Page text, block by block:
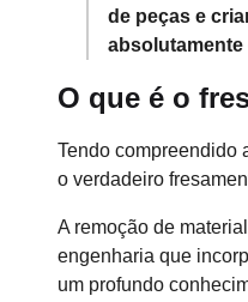
de peças e
O que é o
Tendo compreendido
o verdadeiro
A remoção de
engenharia que
um profundo